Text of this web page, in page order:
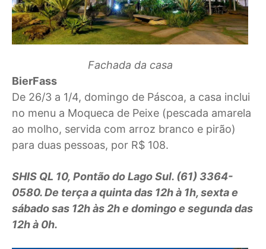
Fachada da casa
BierFass
De 26/3 a 1/4, domingo de Páscoa, a casa inclui
no menu a Moqueca de Peixe (pescada amarela
ao molho, servida com arroz branco e pirão)
para duas pessoas, por R$ 108.
SHIS QL 10, Pontão do Lago Sul. (61) 3364-
0580. De terça a quinta das 12h à 1h, sexta e
sábado sas 12h às 2h e domingo e segunda das
12h à 0h.